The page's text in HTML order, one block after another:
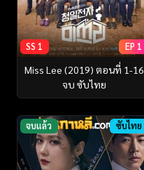
SS 1 EP 1
Miss Lee (2019) ตอนที่ 1-16
จบ ซับไทย
จบแล้ว ซับไทย